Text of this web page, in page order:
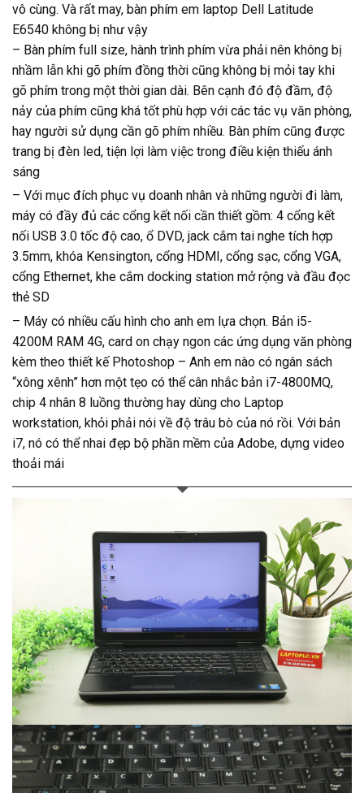
vô cùng. Và rất may, bàn phím em laptop Dell Latitude
E6540 không bị như vậy
– Bàn phím full size, hành trình phím vừa phải nên không bị
nhầm lẫn khi gõ phím đồng thời cũng không bị mỏi tay khi
gõ phím trong một thời gian dài. Bên cạnh đó độ đầm, độ
nảy của phím cũng khá tốt phù hợp với các tác vụ văn phòng,
hay người sử dụng cần gõ phím nhiều. Bàn phím cũng được
trang bị đèn led, tiện lợi làm việc trong điều kiện thiếu ánh
sáng
– Với mục đích phục vụ doanh nhân và những người đi làm,
máy có đầy đủ các cổng kết nối cần thiết gồm: 4 cổng kết
nối USB 3.0 tốc độ cao, ổ DVD, jack cắm tai nghe tích hợp
3.5mm, khóa Kensington, cổng HDMI, cổng sạc, cổng VGA,
cổng Ethernet, khe cắm docking station mở rộng và đầu đọc
thẻ SD
– Máy có nhiều cấu hình cho anh em lựa chọn. Bản i5-
4200M RAM 4G, card on chạy ngon các ứng dụng văn phòng
kèm theo thiết kế Photoshop – Anh em nào có ngân sách
“xông xênh” hơn một tẹo có thể cân nhắc bản i7-4800MQ,
chip 4 nhân 8 luồng thường hay dùng cho Laptop
workstation, khỏi phải nói về độ trâu bò của nó rồi. Với bản
i7, nó có thể nhai đẹp bộ phần mềm của Adobe, dựng video
thoải mái